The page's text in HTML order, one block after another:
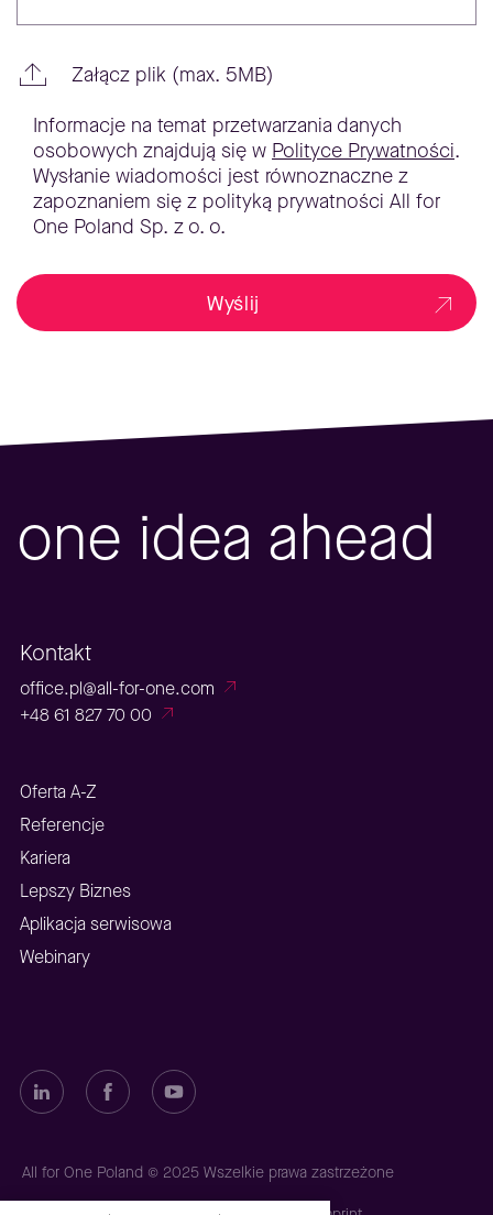
Załącz plik (max. 5MB)
Informacje na temat przetwarzania danych
osobowych znajdują się w Polityce Prywatności.
Wysłanie wiadomości jest równoznaczne z
zapoznaniem się z polityką prywatności All for
One Poland Sp. z o. o.
Wyślij
one idea ahead
Kontakt
office.pl@all-for-one.com
+48 61 827 70 00
Oferta A-Z
Referencje
Kariera
Lepszy Biznes
Aplikacja serwisowa
Webinary
All for One Poland © 2025 Wszelkie prawa zastrzeżone